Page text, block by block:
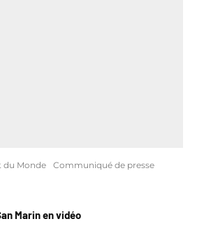
du Monde
Communiqué de presse
Marin en vidéo